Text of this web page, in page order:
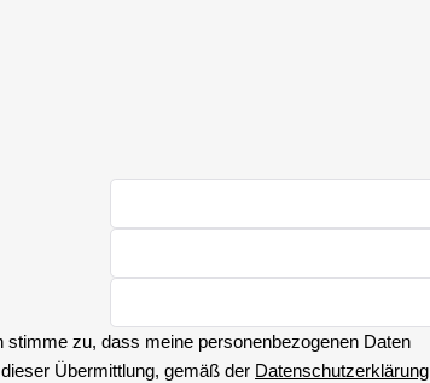
stimme zu, dass meine personenbezogenen Daten
Übermittlung, gemäß der Datenschutzerklärung